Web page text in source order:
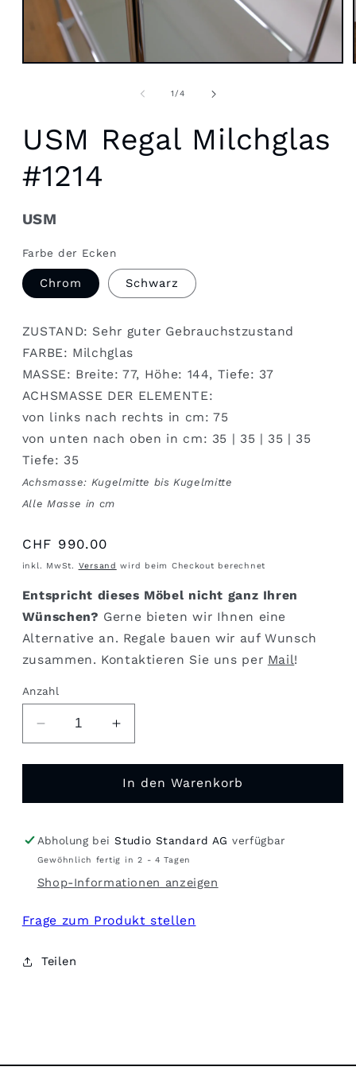
Medien
1/von
4
USM Regal Milchglas
#1214
USM
Farbe der Ecken
Chrom Schwarz
ZUSTAND: Sehr guter Gebrauchstzustand
FARBE: Milchglas
MASSE: Breite: 77, Höhe: 144, Tiefe: 37
ACHSMASSE DER ELEMENTE:
von links nach rechts in cm: 75
von unten nach oben in cm: 35 | 35 | 35 | 35
Tiefe: 35
Achsmasse: Kugelmitte bis Kugelmitte
Alle Masse in cm
Normaler
Preis
CHF 990.00
inkl. MwSt. Versand wird beim Checkout berechnet
Entspricht dieses Möbel nicht ganz Ihren
Wünschen? Gerne bieten wir Ihnen eine
Alternative an. Regale bauen wir auf Wunsch
zusammen. Kontaktieren Sie uns per Mail!
Anzahl
Verringere
die
Menge
USM
Milchglas
#1214
Erhöhe
die
Menge
für
USM
Milchglas
#1214
In den Warenkorb
Abholung beiStudio Standard AG verfügbar
Gewöhnlich fertig in 2 - 4 Tagen
Shop-Informationen anzeigen
Frage zum Produkt stellen
Teilen